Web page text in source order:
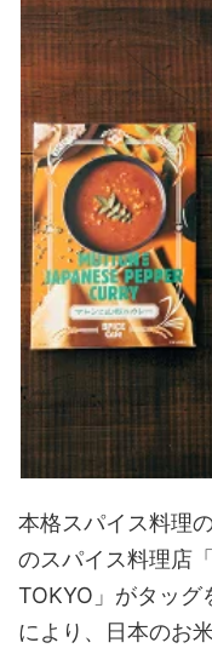
本格スパイス料理
のスパイス料理店
TOKYO」がタッグ
により、日本のお